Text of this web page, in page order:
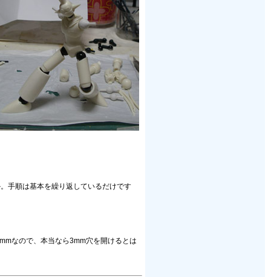
手順は基本を繰り返しているだけです
なので、本当なら3mm穴を開けるとは